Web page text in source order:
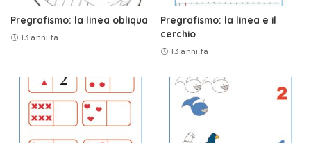
Pregrafismo: la linea obliqua
13 anni fa
Pregrafismo: la linea e il
cerchio
13 anni fa